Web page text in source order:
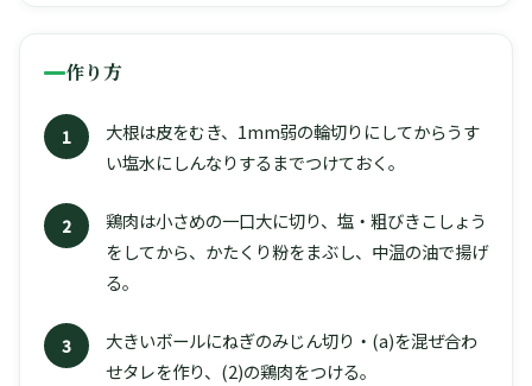
作り方
1
大根は皮をむき、1mm弱の輪切りにしてからうす
い塩水にしんなりするまでつけておく。
2
鶏肉は小さめの一口大に切り、塩・粗びきこしょう
をしてから、かたくり粉をまぶし、中温の油で揚げ
る。
3
大きいボールにねぎのみじん切り・(a)を混ぜ合わ
せタレを作り、(2)の鶏肉をつける。